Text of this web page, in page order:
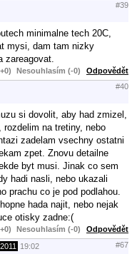
#39
minimalne tech 20C,
mysi, dam tam nizky
Nesouhlasím (-0) Odpovědět
#40
si dovolit, aby had zmizel,
rozdelim na tretiny, nebo
zadelam vsechny ostatni
zpet. Znovu detailne
byt musi. Jinak co sem
hadi nasli, nebo ukazali
prachu co je pod podlahou.
hada najit, nebo nejak
otisky zadne:(
Nesouhlasím (-0) Odpovědět
19:02 #67